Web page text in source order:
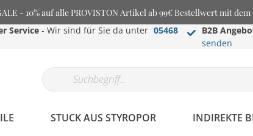
- 10% auf alle PROVISTON Artikel ab 99€ Bestellwert mit
Service - Wir sind für Sie da unter 05468
B2B
senden
STUCK AUS STYROPOR INDIREKTE